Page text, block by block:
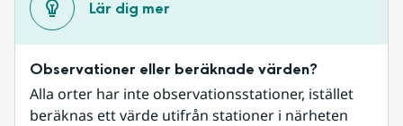
Lär dig mer
Observationer eller beräknade värden?
Alla orter har inte observationsstationer, istället
beräknas ett värde utifrån stationer i närheten